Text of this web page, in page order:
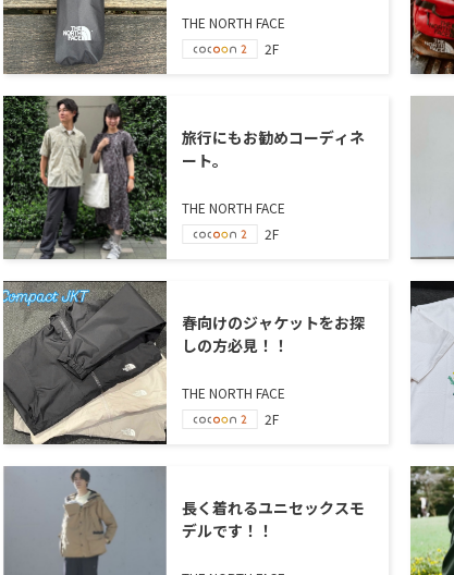
THE NORTH FACE
2F
旅行にもお勧めコーディネ
ート。
THE NORTH FACE
2F
春向けのジャケットをお探
しの方必見！！
THE NORTH FACE
2F
長く着れるユニセックスモ
デルです！！